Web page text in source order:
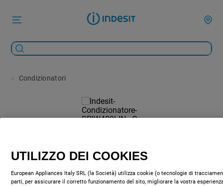
Condizionatori
UTILIZZO DEI COOKIES
European Appliances Italy SRL (la Società) utilizza cookie (o tecnologie di
parti, per assicurare il corretto funzionamento del sito, migliorare la vostra